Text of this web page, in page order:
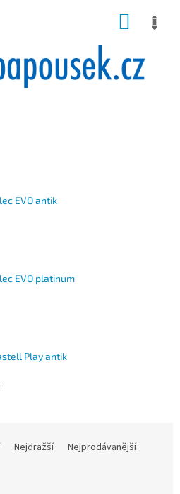
EVO antik
EVO platinum
Play antik
Nejdražší
Nejprodávanější